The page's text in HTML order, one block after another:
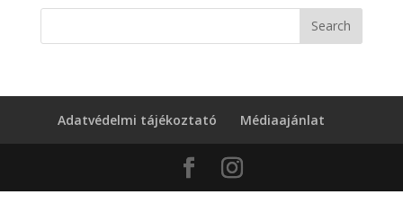
Adatvédelmi tájékoztató Médiaajánlat